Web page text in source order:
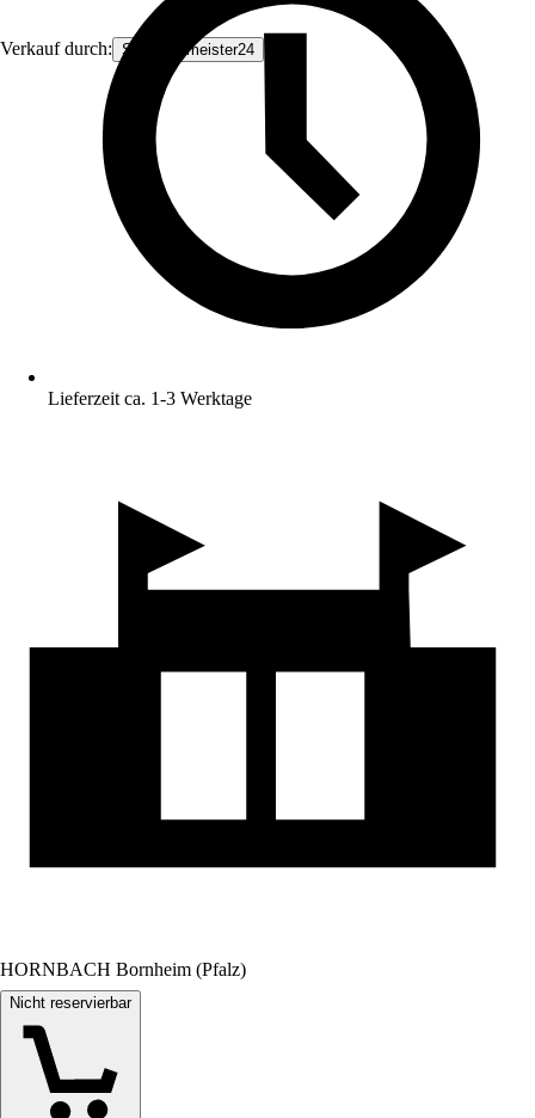
Verkauf durch: Schlauchmeister24
Lieferzeit ca. 1-3 Werktage
HORNBACH Bornheim (Pfalz)
Nicht reservierbar